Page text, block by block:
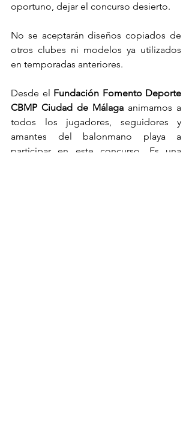
oportuno, dejar el concurso desierto.
No se aceptarán diseños copiados de
otros clubes ni modelos ya utilizados
en temporadas anteriores.
Desde el Fundación Fomento Deporte
CBMP Ciudad de Málaga animamos a
todos los jugadores, seguidores y
amantes del balonmano playa a
participar en este concurso. Es una